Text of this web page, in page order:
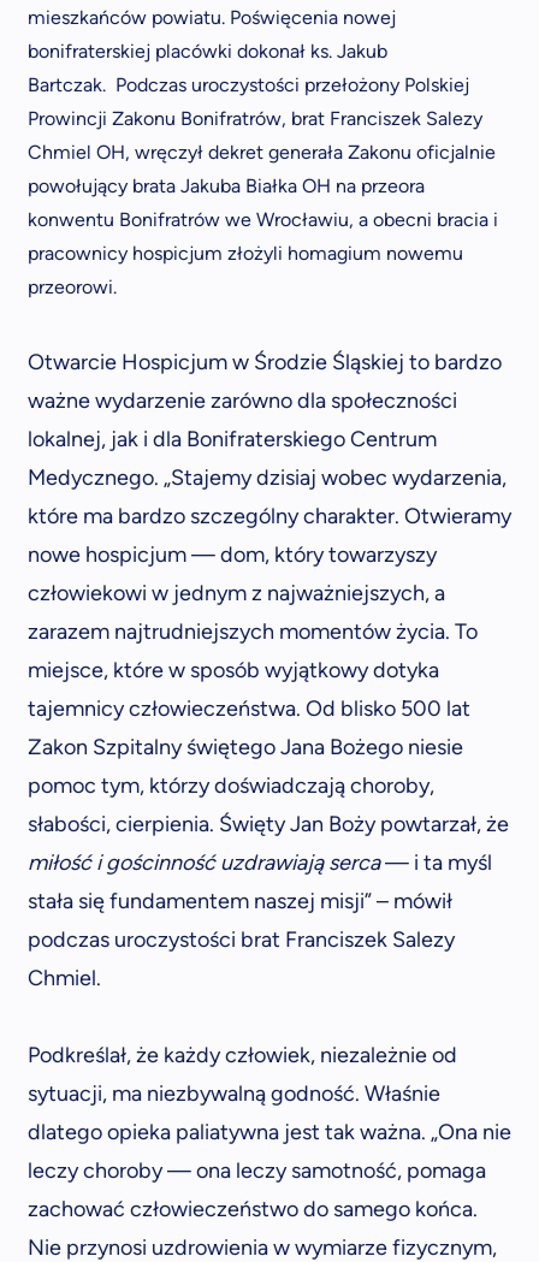
mieszkańców powiatu. Poświęcenia nowej
bonifraterskiej placówki dokonał ks. Jakub
Bartczak. Podczas uroczystości przełożony Polskiej
Prowincji Zakonu Bonifratrów, brat Franciszek Salezy
Chmiel OH, wręczył dekret generała Zakonu oficjalnie
powołujący brata Jakuba Białka OH na przeora
konwentu Bonifratrów we Wrocławiu, a obecni bracia i
pracownicy hospicjum złożyli homagium nowemu
przeorowi.
Otwarcie Hospicjum w Środzie Śląskiej to bardzo
ważne wydarzenie zarówno dla społeczności
lokalnej, jak i dla Bonifraterskiego Centrum
Medycznego. „Stajemy dzisiaj wobec wydarzenia,
które ma bardzo szczególny charakter. Otwieramy
nowe hospicjum — dom, który towarzyszy
człowiekowi w jednym z najważniejszych, a
zarazem najtrudniejszych momentów życia. To
miejsce, które w sposób wyjątkowy dotyka
tajemnicy człowieczeństwa. Od blisko 500 lat
Zakon Szpitalny świętego Jana Bożego niesie
pomoc tym, którzy doświadczają choroby,
słabości, cierpienia. Święty Jan Boży powtarzał, że
miłość i gościnność uzdrawiają serca— i ta myśl
stała się fundamentem naszej misji” – mówił
podczas uroczystości brat Franciszek Salezy
Chmiel.
Podkreślał, że każdy człowiek, niezależnie od
sytuacji, ma niezbywalną godność. Właśnie
dlatego opieka paliatywna jest tak ważna. „Ona nie
leczy choroby — ona leczy samotność, pomaga
zachować człowieczeństwo do samego końca.
Nie przynosi uzdrowienia w wymiarze fizycznym,